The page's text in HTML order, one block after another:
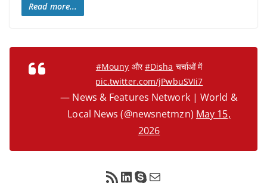
Read more...
#Mouny और#Disha चर्चाओं में
pic.twitter.com/jPwbuSVIi7
— News & Features Network | World &
Local News (@newsnetmzn) May 15,
2026
RSS Feed LinkedIn Skype Mail